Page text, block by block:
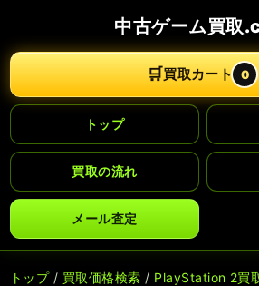
中古ゲーム買取
🛒買取カート 0
トップ
買取の流れ
メール査定
トップ/ 買取価格検索 / PlayStation 2買